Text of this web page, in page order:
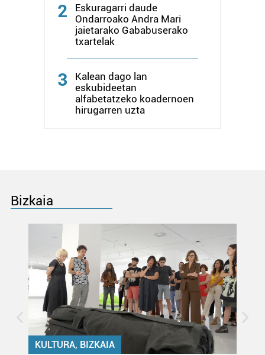
2
Eskuragarri daude
Ondarroako Andra Mari
jaietarako Gababuserako
txartelak
3
Kalean dago lan
eskubideetan
alfabetatzeko koadernoen
hirugarren uzta
Bizkaia
KULTURA, BIZKAIA